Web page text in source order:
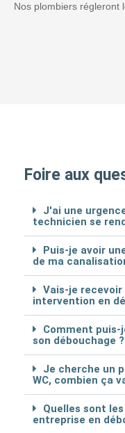
Nos plombiers régleront
Foire aux
J'ai une
technicien se
Puis-je avoir
de ma
Vais-je
intervention en
Comment puis-
son débouchage ?
Je cherche un
WC, combien ça
Quelles sont
entreprise en